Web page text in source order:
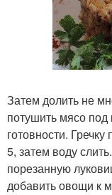
Затем долить не
потушить мясо
готовности.
5, затем воду
порезанную
добавить овощи к